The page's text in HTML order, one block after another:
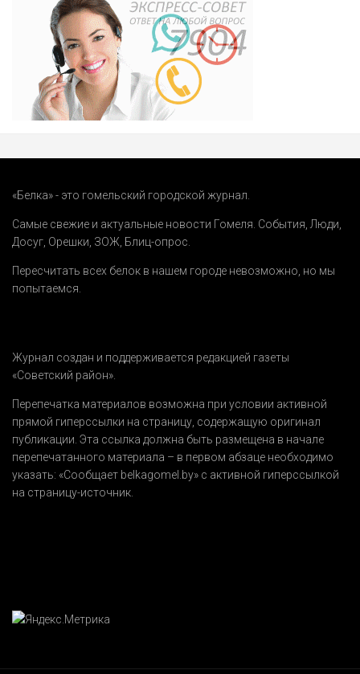
«Белка» - это гомельский городской журнал.
Самые свежие и актуальные новости Гомеля. События Люди
Досуг Орешки ЗОЖ Блиц-опрос
Пересчитать всех белок в нашем городе невозможно, но мы
попытаемся.
Журнал создан и поддерживается редакцией газеты
«Советский район».
Перепечатка материалов возможна при условии активной
прямой гиперссылки на страницу, содержащую оригинал
публикации. Эта ссылка должна быть размещена в начале
перепечатанного материала – в первом абзаце необходимо
указать: «Сообщает belkagomel.by» с активной гиперссылкой
на страницу-источник.